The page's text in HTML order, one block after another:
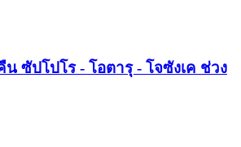
น ซัปโปโร - โอตารุ - โจซังเค ช่วง